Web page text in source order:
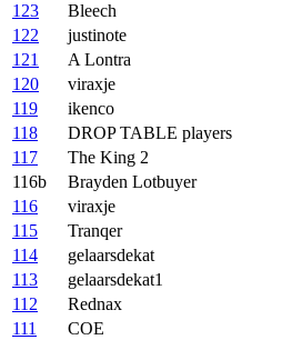
123
Bleech
122
justinote
121
A Lontra
120
viraxje
119
ikenco
118
DROP TABLE players
117
The King 2
116b
Brayden Lotbuyer
116
viraxje
115
Tranqer
114
gelaarsdekat
113
gelaarsdekat1
112
Rednax
111
COE